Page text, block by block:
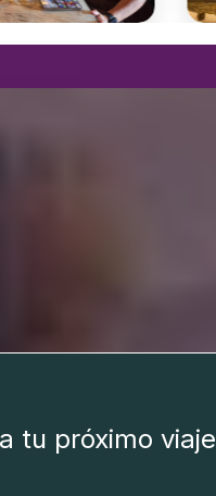
tu próximo viaje